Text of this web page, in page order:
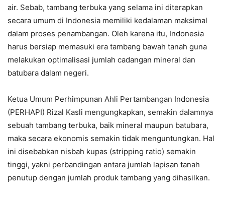
air. Sebab, tambang terbuka yang selama ini diterapkan
secara umum di Indonesia memiliki kedalaman maksimal
dalam proses penambangan. Oleh karena itu, Indonesia
harus bersiap memasuki era tambang bawah tanah guna
melakukan optimalisasi jumlah cadangan mineral dan
batubara dalam negeri.
Ketua Umum Perhimpunan Ahli Pertambangan Indonesia
(PERHAPI) Rizal Kasli mengungkapkan, semakin dalamnya
sebuah tambang terbuka, baik mineral maupun batubara,
maka secara ekonomis semakin tidak menguntungkan. Hal
ini disebabkan nisbah kupas (stripping ratio) semakin
tinggi, yakni perbandingan antara jumlah lapisan tanah
penutup dengan jumlah produk tambang yang dihasilkan.